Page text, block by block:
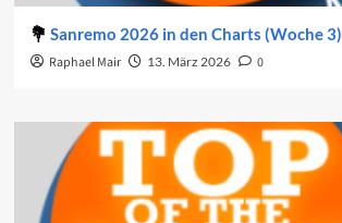
Sanremo 2026 in den Charts (Woche 3)
Raphael Mair 13. März 2026 0